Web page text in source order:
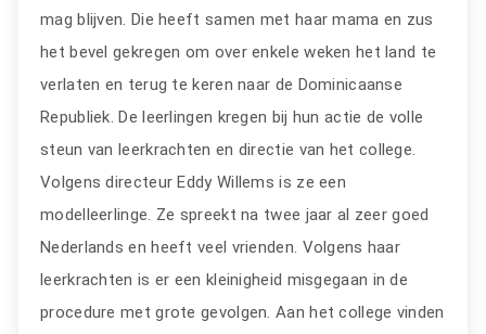
mag blijven. Die heeft samen met haar mama en zus
het bevel gekregen om over enkele weken het land te
verlaten en terug te keren naar de Dominicaanse
Republiek. De leerlingen kregen bij hun actie de volle
steun van leerkrachten en directie van het college.
Volgens directeur Eddy Willems is ze een
modelleerlinge. Ze spreekt na twee jaar al zeer goed
Nederlands en heeft veel vrienden. Volgens haar
leerkrachten is er een kleinigheid misgegaan in de
procedure met grote gevolgen. Aan het college vinden